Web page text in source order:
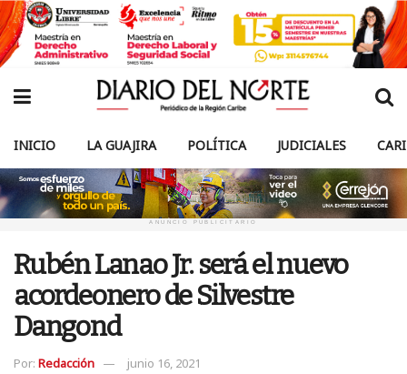
INICIO LA GUAJIRA POLÍTICA JUDICIALES
ANUNCIO PUBLICITARIO
Rubén Lanao Jr. será el nuevo
acordeonero de Silvestre
Dangond
Por: Redacción junio 16, 2021